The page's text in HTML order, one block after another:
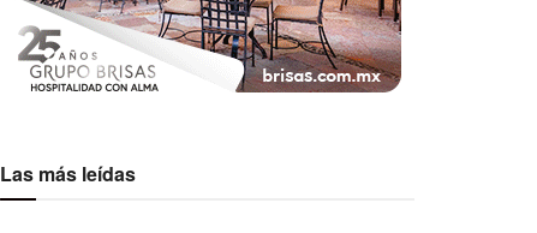
Las más leídas